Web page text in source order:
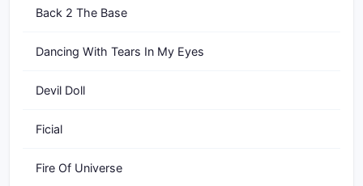
Back 2 The Base
Dancing With Tears In My Eyes
Devil Doll
Ficial
Fire Of Universe